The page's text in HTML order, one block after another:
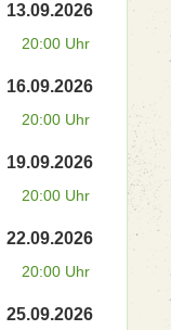
13.09.2026
20:00 Uhr
16.09.2026
20:00 Uhr
19.09.2026
20:00 Uhr
22.09.2026
20:00 Uhr
25.09.2026